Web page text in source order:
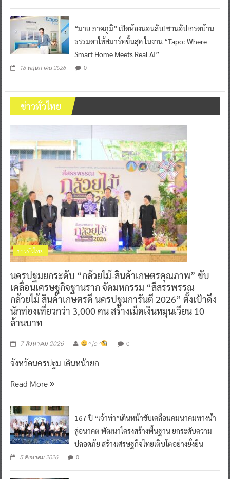
“มาย ภาคภูมิ” เปิดห้องนอนลับ! ชวนอัปเกรดบ้าน
ธรรมดาให้สมาร์ทขั้นสุด ในงาน “Tapo: Where
Smart Home Meets Real AI”
18 พฤษภาคม 2026 0
ข่าวทั่วไทย
ข่าวทั่วไทย
นครปฐมยกระดับ “กล้วยไม้-สินค้าเกษตรคุณภาพ” ขับ
เคลื่อนเศรษฐกิจฐานราก จัดมหกรรม “สีสรรพรรณ
กล้วยไม้ สินค้าเกษตรดี นครปฐมการันตี 2026” ตั้งเป้าดึง
นักท่องเที่ยวกว่า 3,000 คน สร้างเม็ดเงินหมุนเวียน 10
ล้านบาท
7 สิงหาคม 2026 ^ jo ^ 0
จังหวัดนครปฐม เดินหน้ายก
Read More
167 ปี “เจ้าท่า”เดินหน้าขับเคลื่อนคมนาคมทางน้ำ
สู่อนาคต พัฒนาโครงสร้างพื้นฐาน ยกระดับความ
ปลอดภัย สร้างเศรษฐกิจไทยเติบโตอย่างยั่งยืน
5 สิงหาคม 2026 0